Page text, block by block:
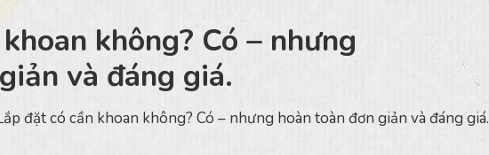
không? Có – nhưng
và đáng giá.
đặt có cần khoan không? Có – nhưng hoàn toàn đơn giản và đáng giá.